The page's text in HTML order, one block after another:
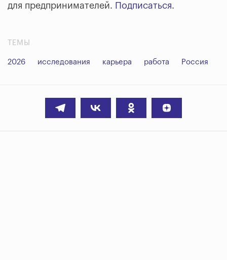
для предпринимателей. Подписаться.
ТЕМЫ
2026 исследования карьера работа Россия